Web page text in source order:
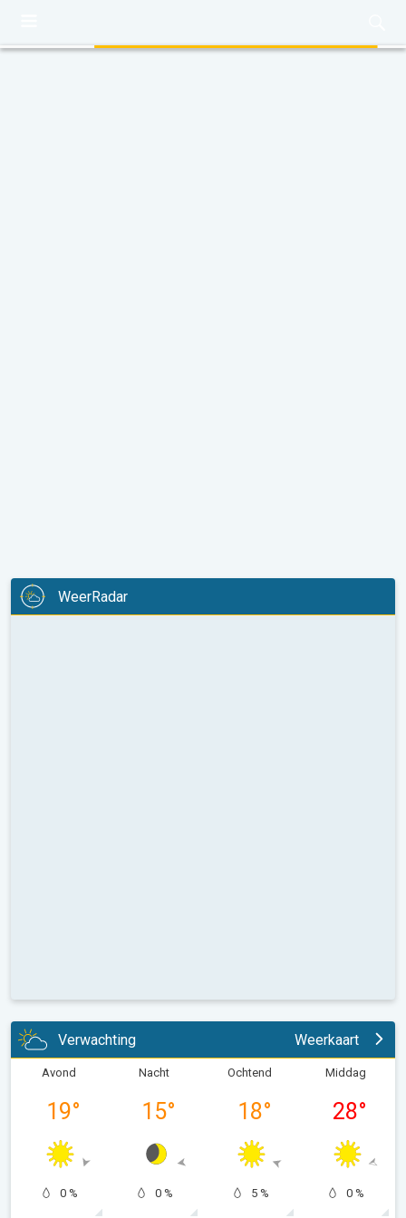
WeerRadar
Verwachting Weerkaart
Avond
19°
0 %
Nacht
15°
0 %
Ochtend
18°
5 %
Middag
28°
0 %